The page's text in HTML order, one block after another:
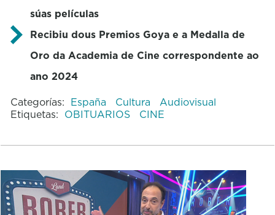
súas películas
Recibiu dous Premios Goya e a Medalla de
Oro da Academia de Cine correspondente ao
ano 2024
Categorías: España Cultura
Audiovisual
Etiquetas: OBITUARIOS CINE